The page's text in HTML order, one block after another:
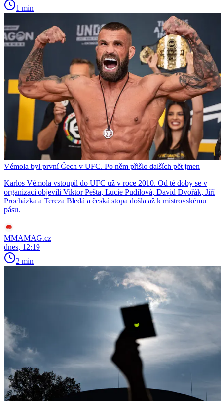
1 min
Vémola byl první Čech v UFC. Po něm přišlo dalších pět jmen
Karlos Vémola vstoupil do UFC už v roce 2010. Od té doby se v
organizaci objevili Viktor Pešta, Lucie Pudilová, David Dvořák, Jiří
Procházka a Tereza Bledá a česká stopa došla až k mistrovskému
pásu.
MMAMAG.cz
dnes, 12:19
2 min